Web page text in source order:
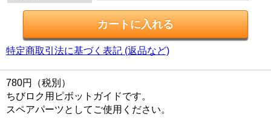
特定商取引法に基づく表記 (返品など)
780円（税別）
ちびロク用ピボットガイドです。
スペアパーツとしてご使用ください。